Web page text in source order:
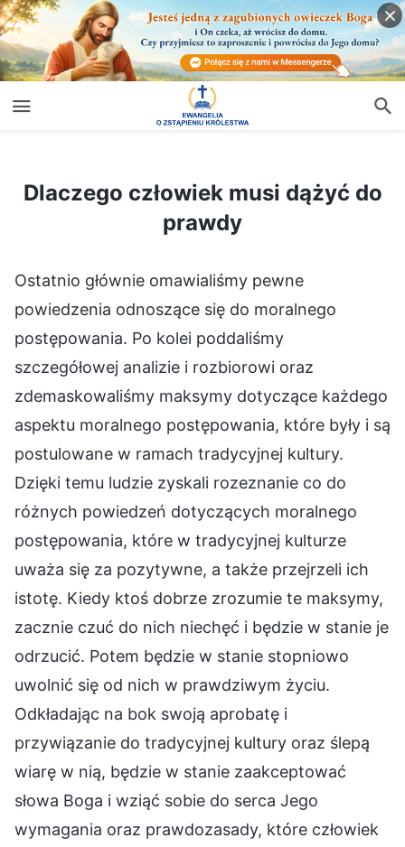
Dlaczego człowiek musi dążyć do prawdy
Dlaczego człowiek musi dążyć do
prawdy
Ostatnio głównie omawialiśmy pewne
powiedzenia odnoszące się do moralnego
postępowania. Po kolei poddaliśmy
szczegółowej analizie i rozbiorowi oraz
zdemaskowaliśmy maksymy dotyczące każdego
aspektu moralnego postępowania, które były i są
postulowane w ramach tradycyjnej kultury.
Dzięki temu ludzie zyskali rozeznanie co do
różnych powiedzeń dotyczących moralnego
postępowania, które w tradycyjnej kulturze
uważa się za pozytywne, a także przejrzeli ich
istotę. Kiedy ktoś dobrze zrozumie te maksymy,
zacznie czuć do nich niechęć i będzie w stanie je
odrzucić. Potem będzie w stanie stopniowo
uwolnić się od nich w prawdziwym życiu.
Odkładając na bok swoją aprobatę i
przywiązanie do tradycyjnej kultury oraz ślepą
wiarę w nią, będzie w stanie zaakceptować
słowa Boga i wziąć sobie do serca Jego
wymagania oraz prawdozasady, które człowiek